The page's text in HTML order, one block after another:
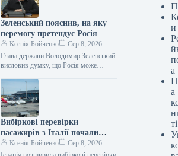
Зеленський пояснив, на яку
перемогу претендує Росія
Ксенія Бойченко
Сер 8, 2026
Глава держави Володимир Зеленський
висловив думку, що Росія може
Україну, а також припустив, що
Володимир…
Вибіркові перевірки
пасажирів з Італії почали
здійснювати в семи
аеропортах Іспанії.
Ксенія Бойченко
Сер 8, 2026
и
а
а
ті